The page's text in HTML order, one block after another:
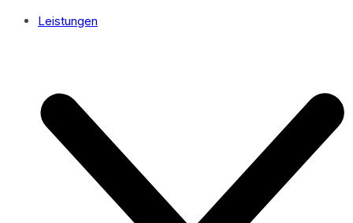
Leistungen